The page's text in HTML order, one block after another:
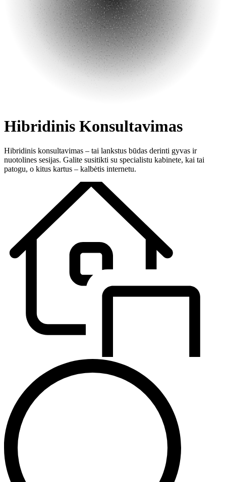
Hibridinis Konsultavimas
Hibridinis konsultavimas – tai lankstus būdas derinti gyvas ir
nuotolines sesijas. Galite susitikti su specialistu kabinete, kai tai
patogu, o kitus kartus – kalbėtis internetu.